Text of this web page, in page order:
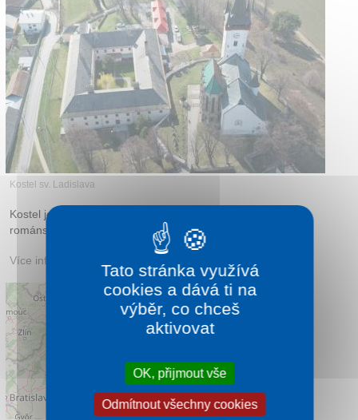
Kontakt
Kostel sv. Ladislava
Kostel je ukázkou postupného pronikání gothiky do
románského stylu.
Více informací:
Leaflet|©OpenStreetMapcontributors
Tato stránka využívá
cookies a dává ti na
výběr, co chceš
aktivovat
OK, přijmout vše
Odmítnout všechny cookies